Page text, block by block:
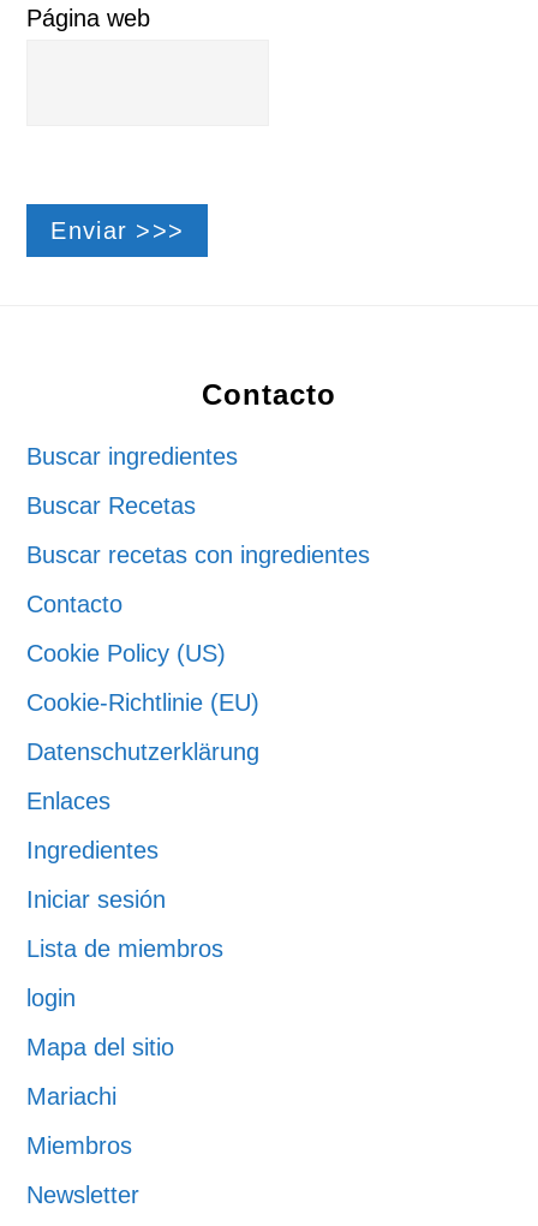
Página web
Contacto
Buscar ingredientes
Buscar Recetas
Buscar recetas con ingredientes
Contacto
Cookie Policy (US)
Cookie-Richtlinie (EU)
Datenschutzerklärung
Enlaces
Ingredientes
Iniciar sesión
Lista de miembros
login
Mapa del sitio
Mariachi
Miembros
Newsletter